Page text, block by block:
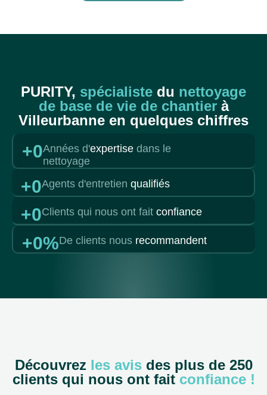
PURITY, spécialiste du nettoyage
de base de vie de chantierà
Villeurbanne en quelques chiffres
+0Années d'expertise dans le
nettoyage
+0Agents d'entretien qualifiés
+0Clients qui nous ont fait confiance
+0%De clients nous recommandent
Découvrez les avisdes plus de 250
clients qui nous ont fait confiance !